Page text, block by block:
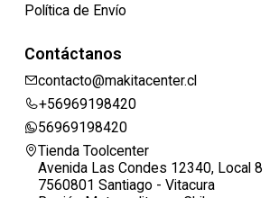
Política de Envío
Contáctanos
contacto@makitacenter.cl
+56969198420
56969198420
Tienda Toolcenter
Avenida Las Condes 12340, Local 8
7560801 Santiago - Vitacura